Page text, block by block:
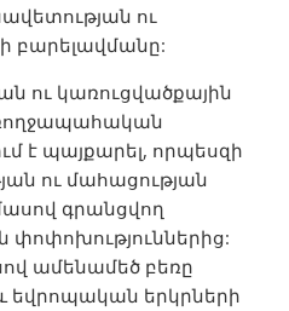
ու
բարելավմանը:
ու կառուցվածքային
է պայքարել, որպեսզի
ու մահացության
գրանցվող
ամենամեծ բեռը
եվրոպական երկրների